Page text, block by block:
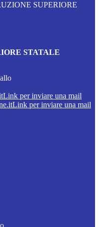
SUPERIORE
STATALE
Link per inviare una mail
Link per inviare una mail